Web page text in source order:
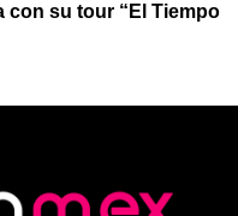
con su tour “El Tiempo